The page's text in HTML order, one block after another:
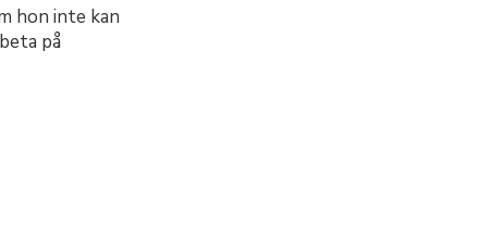
hon inte kan
på